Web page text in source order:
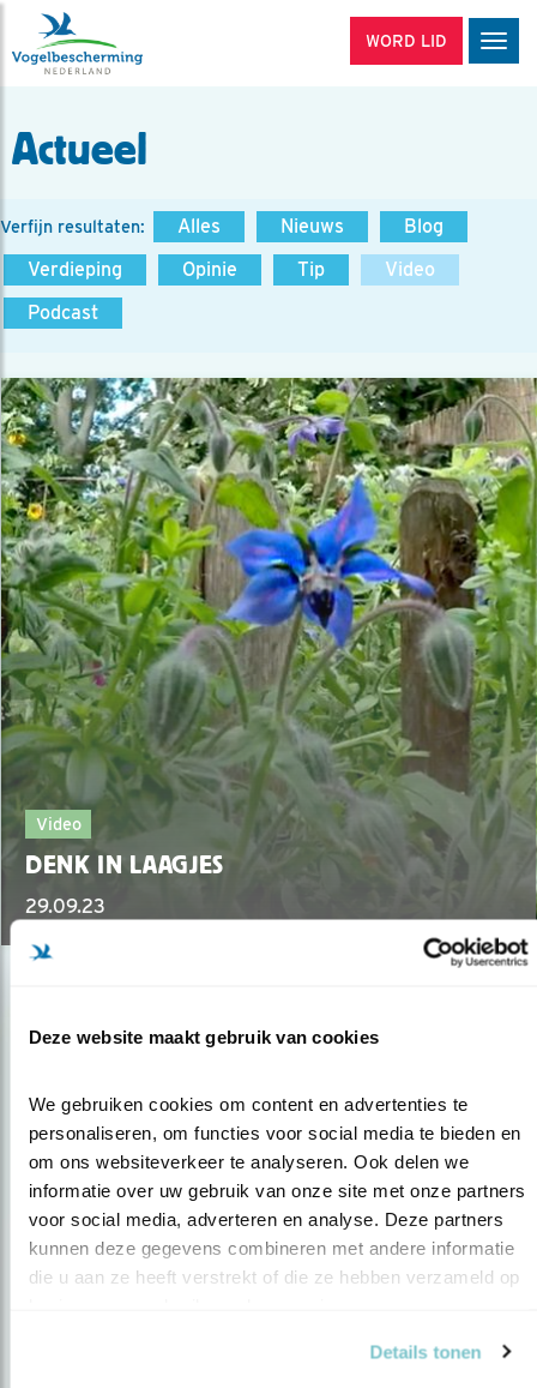
Deze website maakt gebruik van cookies
We gebruiken cookies om content en advertenties te
personaliseren, om functies voor social media te bieden en
om ons websiteverkeer te analyseren. Ook delen we
informatie over uw gebruik van onze site met onze partners
voor social media, adverteren en analyse. Deze partners
kunnen deze gegevens combineren met andere informatie
die u aan ze heeft verstrekt of die ze hebben verzameld op
Details tonen
WORD LID
Actueel
Verfijn resultaten: Alles Nieuws
Blog
Verdieping
Opinie Tip
Video
Podcast
Video
DENK IN LAAGJES
29.09.23
Op de hoogte blijven?
Meld je aan en ontvang nieuws, inspiratie, acties en tips
over vogels en activiteiten van Vogelbescherming.